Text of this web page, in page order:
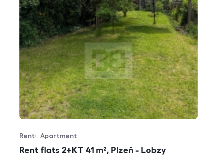
Rent flats 2+KT 41 m², Plzeň - Lobzy
Offer type
Rent
Property type
Apartment